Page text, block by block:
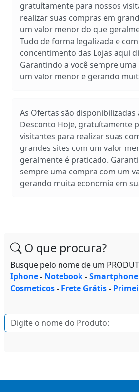
gratuítamente para nossos
realizar suas compras em
um valor menor do que
Tudo de forma legalizada e
concentimento das Lojas aqui
Garantindo a você sempre
um valor menor e gerando
As Ofertas são disponibilizadas
Desconto Hoje, gratuítamente
visitantes para realizar suas
grandes sites com um valor
geralmente é praticado.
sempre uma compra com um
gerando muita economia em
O que procura?
Busque pelo nome de um
Iphone- Notebook-Smartphone
Cosmeticos- Frete Grátis-